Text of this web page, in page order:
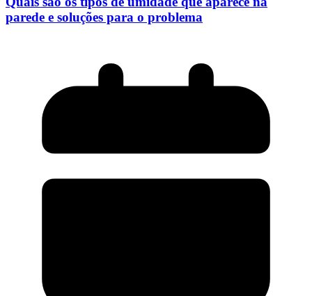
parede e soluções para o problema